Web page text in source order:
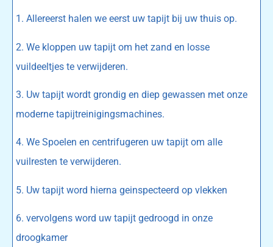
1. Allereerst halen we eerst uw tapijt bij uw thuis op.
2. We kloppen uw tapijt om het zand en losse
vuildeeltjes te verwijderen.
3. Uw tapijt wordt grondig en diep gewassen met onze
moderne tapijtreinigingsmachines.
4. We Spoelen en centrifugeren uw tapijt om alle
vuilresten te verwijderen.
5. Uw tapijt word hierna geinspecteerd op vlekken
6. vervolgens word uw tapijt gedroogd in onze
droogkamer